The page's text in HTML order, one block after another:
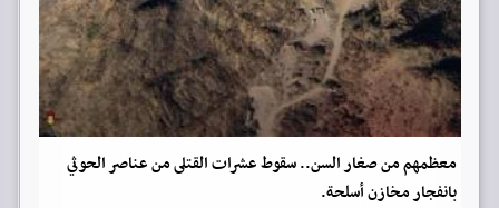
معظمهم من صغار السن.. سقوط عشرات القتلى من عناصر الحوثي
بانفجار مخازن أسلحة.